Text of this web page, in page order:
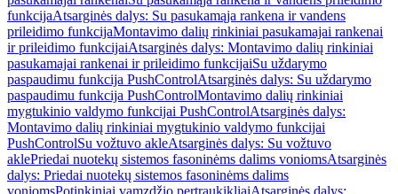
funkcijaAtsarginės dalys: Su pasukamąja rankena ir vandens
prileidimo funkcijaMontavimo dalių rinkiniai pasukamajai rankenai
ir prileidimo funkcijaiAtsarginės dalys: Montavimo dalių rinkiniai
pasukamajai rankenai ir prileidimo funkcijaiSu uždarymo
paspaudimu funkcija PushControlAtsarginės dalys: Su uždarymo
paspaudimu funkcija PushControlMontavimo dalių rinkiniai
mygtukinio valdymo funkcijai PushControlAtsarginės dalys:
Montavimo dalių rinkiniai mygtukinio valdymo funkcijai
PushControlSu vožtuvo akleAtsarginės dalys: Su vožtuvo
aklePriedai nuotekų sistemos fasoninėms dalims voniomsAtsarginės
dalys: Priedai nuotekų sistemos fasoninėms dalims
voniomsPotinkiniai vamzdžio pertraukikliaiAtsarginės dalys: